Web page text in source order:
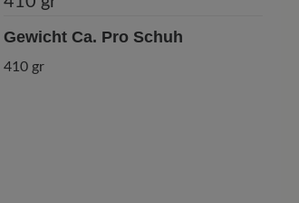
Gewicht Ca. Pro Schuh
410 gr